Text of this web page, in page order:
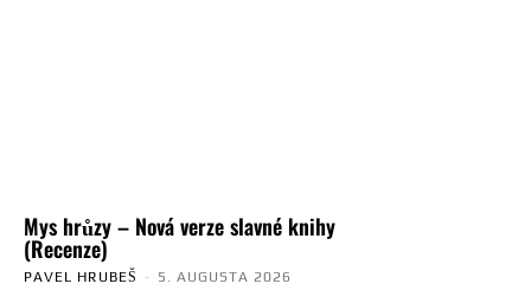
Mys hrůzy – Nová verze slavné knihy
(Recenze)
PAVEL HRUBEŠ - 5. AUGUSTA 2026